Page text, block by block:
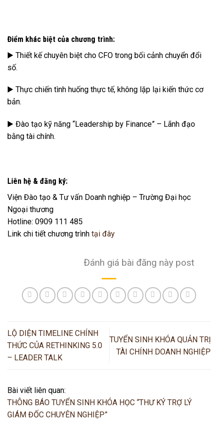
Điểm khác biệt của chương trình:
▶️ Thiết kế chuyên biệt cho CFO trong bối cảnh chuyển đổi
số.
▶️ Thực chiến tình huống thực tế, không lặp lại kiến thức cơ
bản.
▶️ Đào tạo kỹ năng “Leadership by Finance” – Lãnh đạo
bằng tài chính.
Liên hệ & đăng ký:
Viện Đào tạo & Tư vấn Doanh nghiệp – Trường Đại học
Ngoại thương
Hotline: 0909 111 485
Link chi tiết chương trình tại đây
Đánh giá bài đăng này post
LỘ DIỆN TIMELINE CHÍNH
THỨC CỦA RETHINKING 5.0
– LEADER TALK
TUYỂN SINH KHÓA QUẢN TRỊ
TÀI CHÍNH DOANH NGHIỆP
Bài viết liên quan:
THÔNG BÁO TUYỂN SINH KHÓA HỌC “THƯ KÝ TRỢ LÝ
GIÁM ĐỐC CHUYÊN NGHIỆP”